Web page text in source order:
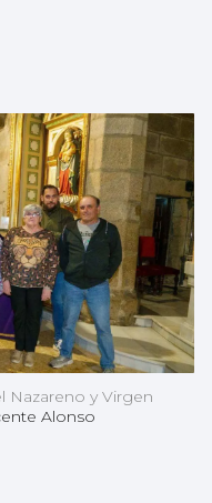
Nazareno y Virgen
Alonso